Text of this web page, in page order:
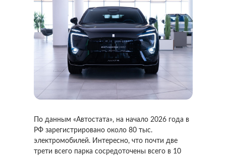
По данным «Автостата», на начало 2026 года в
РФ зарегистрировано около 80 тыс.
электромобилей. Интересно, что почти две
трети всего парка сосредоточены всего в 10